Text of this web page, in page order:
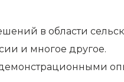
в области
и многое другое.
демонстрационными